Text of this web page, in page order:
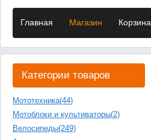
Главная Магазин Корзина
Категории товаров
Мототехника(44)
Мотоблоки и культиваторы(2)
Велосипеды(249)